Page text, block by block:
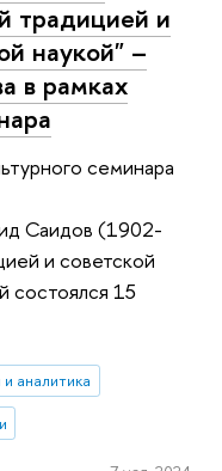
традицией и
наукой" –
в рамках
семинара
Саидов (1902-
и советской
состоялся 15
аналитика